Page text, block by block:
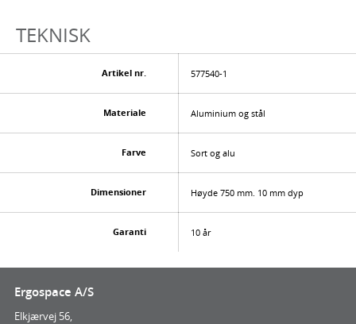
TEKNISK
Artikel nr. 577540-1
Materiale Aluminium og stål
Farve Sort og alu
Dimensioner Høyde 750 mm. 10 mm dyp
Garanti 10 år
Ergospace A/S
Elkjærvej 56,